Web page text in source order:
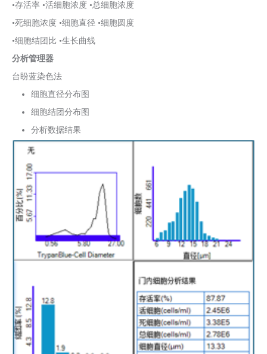
•存活率 •活细胞浓度 •总细胞浓度
•死细胞浓度 •细胞直径 •细胞圆度
•细胞结团比 •生长曲线
分析管理器
台盼蓝染色法
细胞直径分布图
细胞结团分布图
分析数据结果